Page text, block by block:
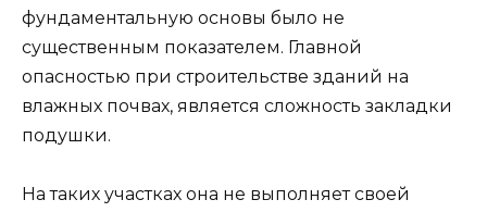
фундаментальную основы было не
существенным показателем. Главной
опасностью при строительстве зданий на
влажных почвах, является сложность закладки
подушки.
На таких участках она не выполняет своей